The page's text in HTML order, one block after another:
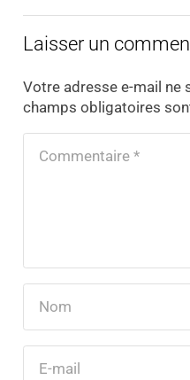
Laisser un
Votre adresse e-mail ne
champs obligatoires